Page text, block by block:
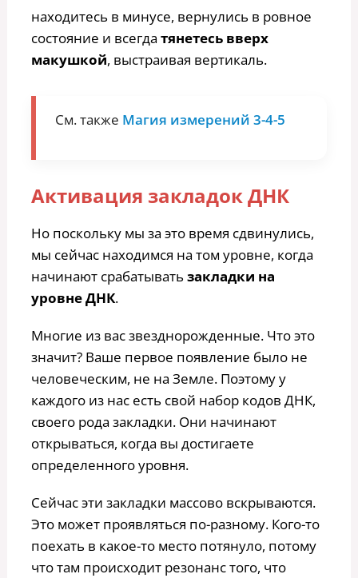
находитесь в минусе, вернулись в ровное
состояние и всегда тянетесь вверх
макушкой, выстраивая вертикаль.
См. также Магия измерений 3-4-5
Активация закладок ДНК
Но поскольку мы за это время сдвинулись,
мы сейчас находимся на том уровне, когда
начинают срабатывать закладки на
уровне ДНК.
Многие из вас звезднорожденные. Что это
значит? Ваше первое появление было не
человеческим, не на Земле. Поэтому у
каждого из нас есть свой набор кодов ДНК,
своего рода закладки. Они начинают
открываться, когда вы достигаете
определенного уровня.
Сейчас эти закладки массово вскрываются.
Это может проявляться по-разному. Кого-то
поехать в какое-то место потянуло, потому
что там происходит резонанс того, что